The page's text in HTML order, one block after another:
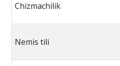
Chizmachilik
Nemis tili